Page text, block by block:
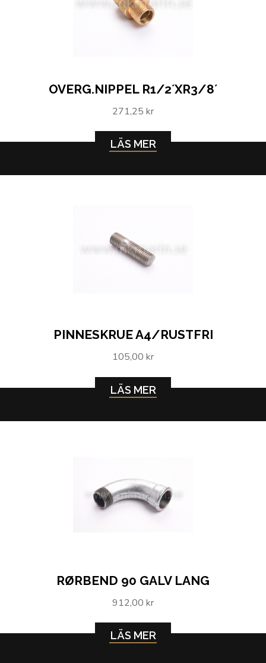
OVERG.NIPPEL R1/2´XR3/8´
271,25 kr
LÄS MER
PINNESKRUE A4/RUSTFRI
105,00 kr
LÄS MER
RØRBEND 90 GALV LANG
912,00 kr
LÄS MER